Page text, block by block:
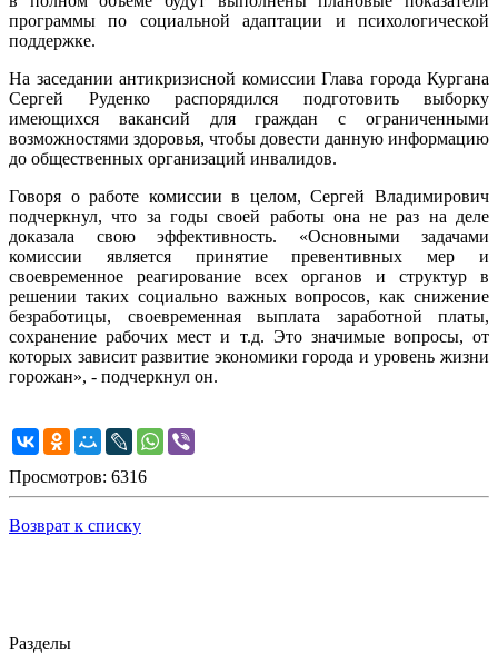
программы по социальной адаптации и психологической
поддержке.
На заседании антикризисной комиссии Глава города Кургана
Сергей Руденко распорядился подготовить выборку
имеющихся вакансий для граждан с ограниченными
возможностями здоровья, чтобы довести данную информацию
до общественных организаций инвалидов.
Говоря о работе комиссии в целом, Сергей Владимирович
подчеркнул, что за годы своей работы она не раз на деле
доказала свою эффективность. «Основными задачами
комиссии является принятие превентивных мер и
своевременное реагирование всех органов и структур в
решении таких социально важных вопросов, как снижение
безработицы, своевременная выплата заработной платы,
сохранение рабочих мест и т.д. Это значимые вопросы, от
которых зависит развитие экономики города и уровень жизни
горожан», - подчеркнул он.
Просмотров: 6316
Возврат к списку
Разделы